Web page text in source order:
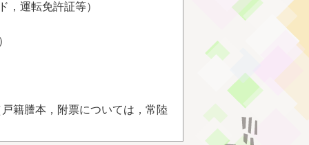
，運転免許証等）
籍謄本，附票については，常陸